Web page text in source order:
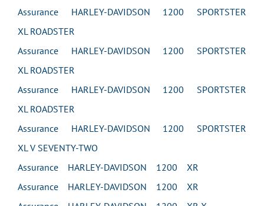
Assurance HARLEY-DAVIDSON 1200 SPORTSTER
XL ROADSTER
Assurance HARLEY-DAVIDSON 1200 SPORTSTER
XL ROADSTER
Assurance HARLEY-DAVIDSON 1200 SPORTSTER
XL ROADSTER
Assurance HARLEY-DAVIDSON 1200 SPORTSTER
XL V SEVENTY-TWO
Assurance HARLEY-DAVIDSON 1200 XR
Assurance HARLEY-DAVIDSON 1200 XR